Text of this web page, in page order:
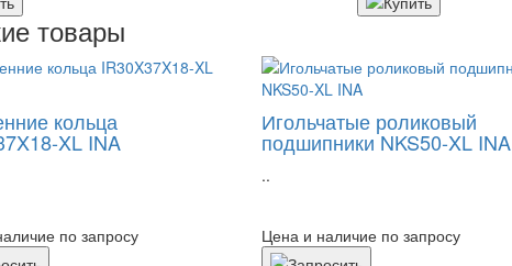
товары
кольца
XL INA
по запросу
Игольчатые роликовый
подшипники NKS50-XL INA
..
Цена и наличие по запросу